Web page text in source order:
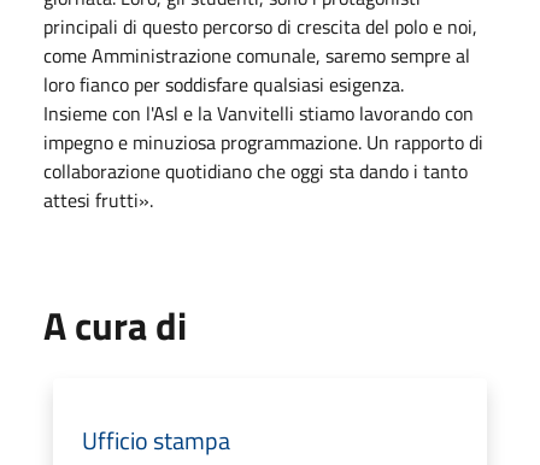
principali di questo percorso di crescita del polo e noi,
come Amministrazione comunale, saremo sempre al
loro fianco per soddisfare qualsiasi esigenza.
Insieme con l'Asl e la Vanvitelli stiamo lavorando con
impegno e minuziosa programmazione. Un rapporto di
collaborazione quotidiano che oggi sta dando i tanto
attesi frutti».
A cura di
Ufficio stampa